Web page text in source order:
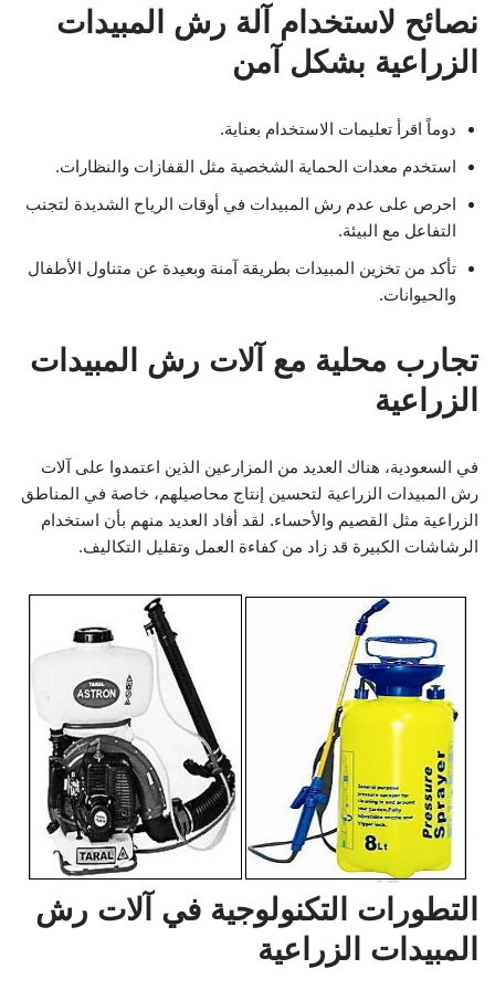
نصائح لاستخدام آلة رش المبيدات
الزراعية بشكل آمن
دوماً اقرأ تعليمات الاستخدام بعناية.
استخدم معدات الحماية الشخصية مثل القفازات والنظارات.
احرص على عدم رش المبيدات في أوقات الرياح الشديدة لتجنب
التفاعل مع البيئة.
تأكد من تخزين المبيدات بطريقة آمنة وبعيدة عن متناول الأطفال
والحيوانات.
تجارب محلية مع آلات رش المبيدات
الزراعية
في السعودية، هناك العديد من المزارعين الذين اعتمدوا على آلات
رش المبيدات الزراعية لتحسين إنتاج محاصيلهم، خاصة في المناطق
الزراعية مثل القصيم والأحساء. لقد أفاد العديد منهم بأن استخدام
الرشاشات الكبيرة قد زاد من كفاءة العمل وتقليل التكاليف.
التطورات التكنولوجية في آلات رش
المبيدات الزراعية